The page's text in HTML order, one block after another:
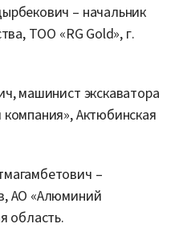
– начальник
ТОО «RG Gold», г.
машинист экскаватора
Актюбинская
–
АО «Алюминий
область.